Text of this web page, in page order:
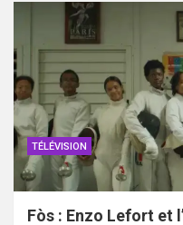
TÉLÉVISION
Fòs : Enzo Lefort et